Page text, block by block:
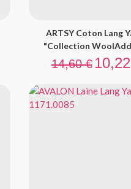
ARTSY Coton Lang
"Collection
Prix de base
14,60 € Prix